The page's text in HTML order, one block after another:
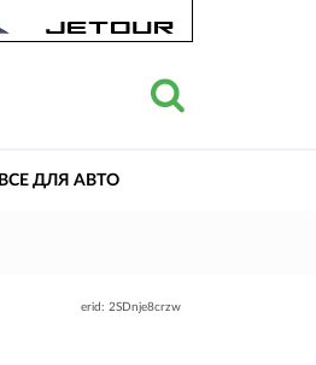
ВСЕ ДЛЯ АВТО
erid: 2SDnje8crzw